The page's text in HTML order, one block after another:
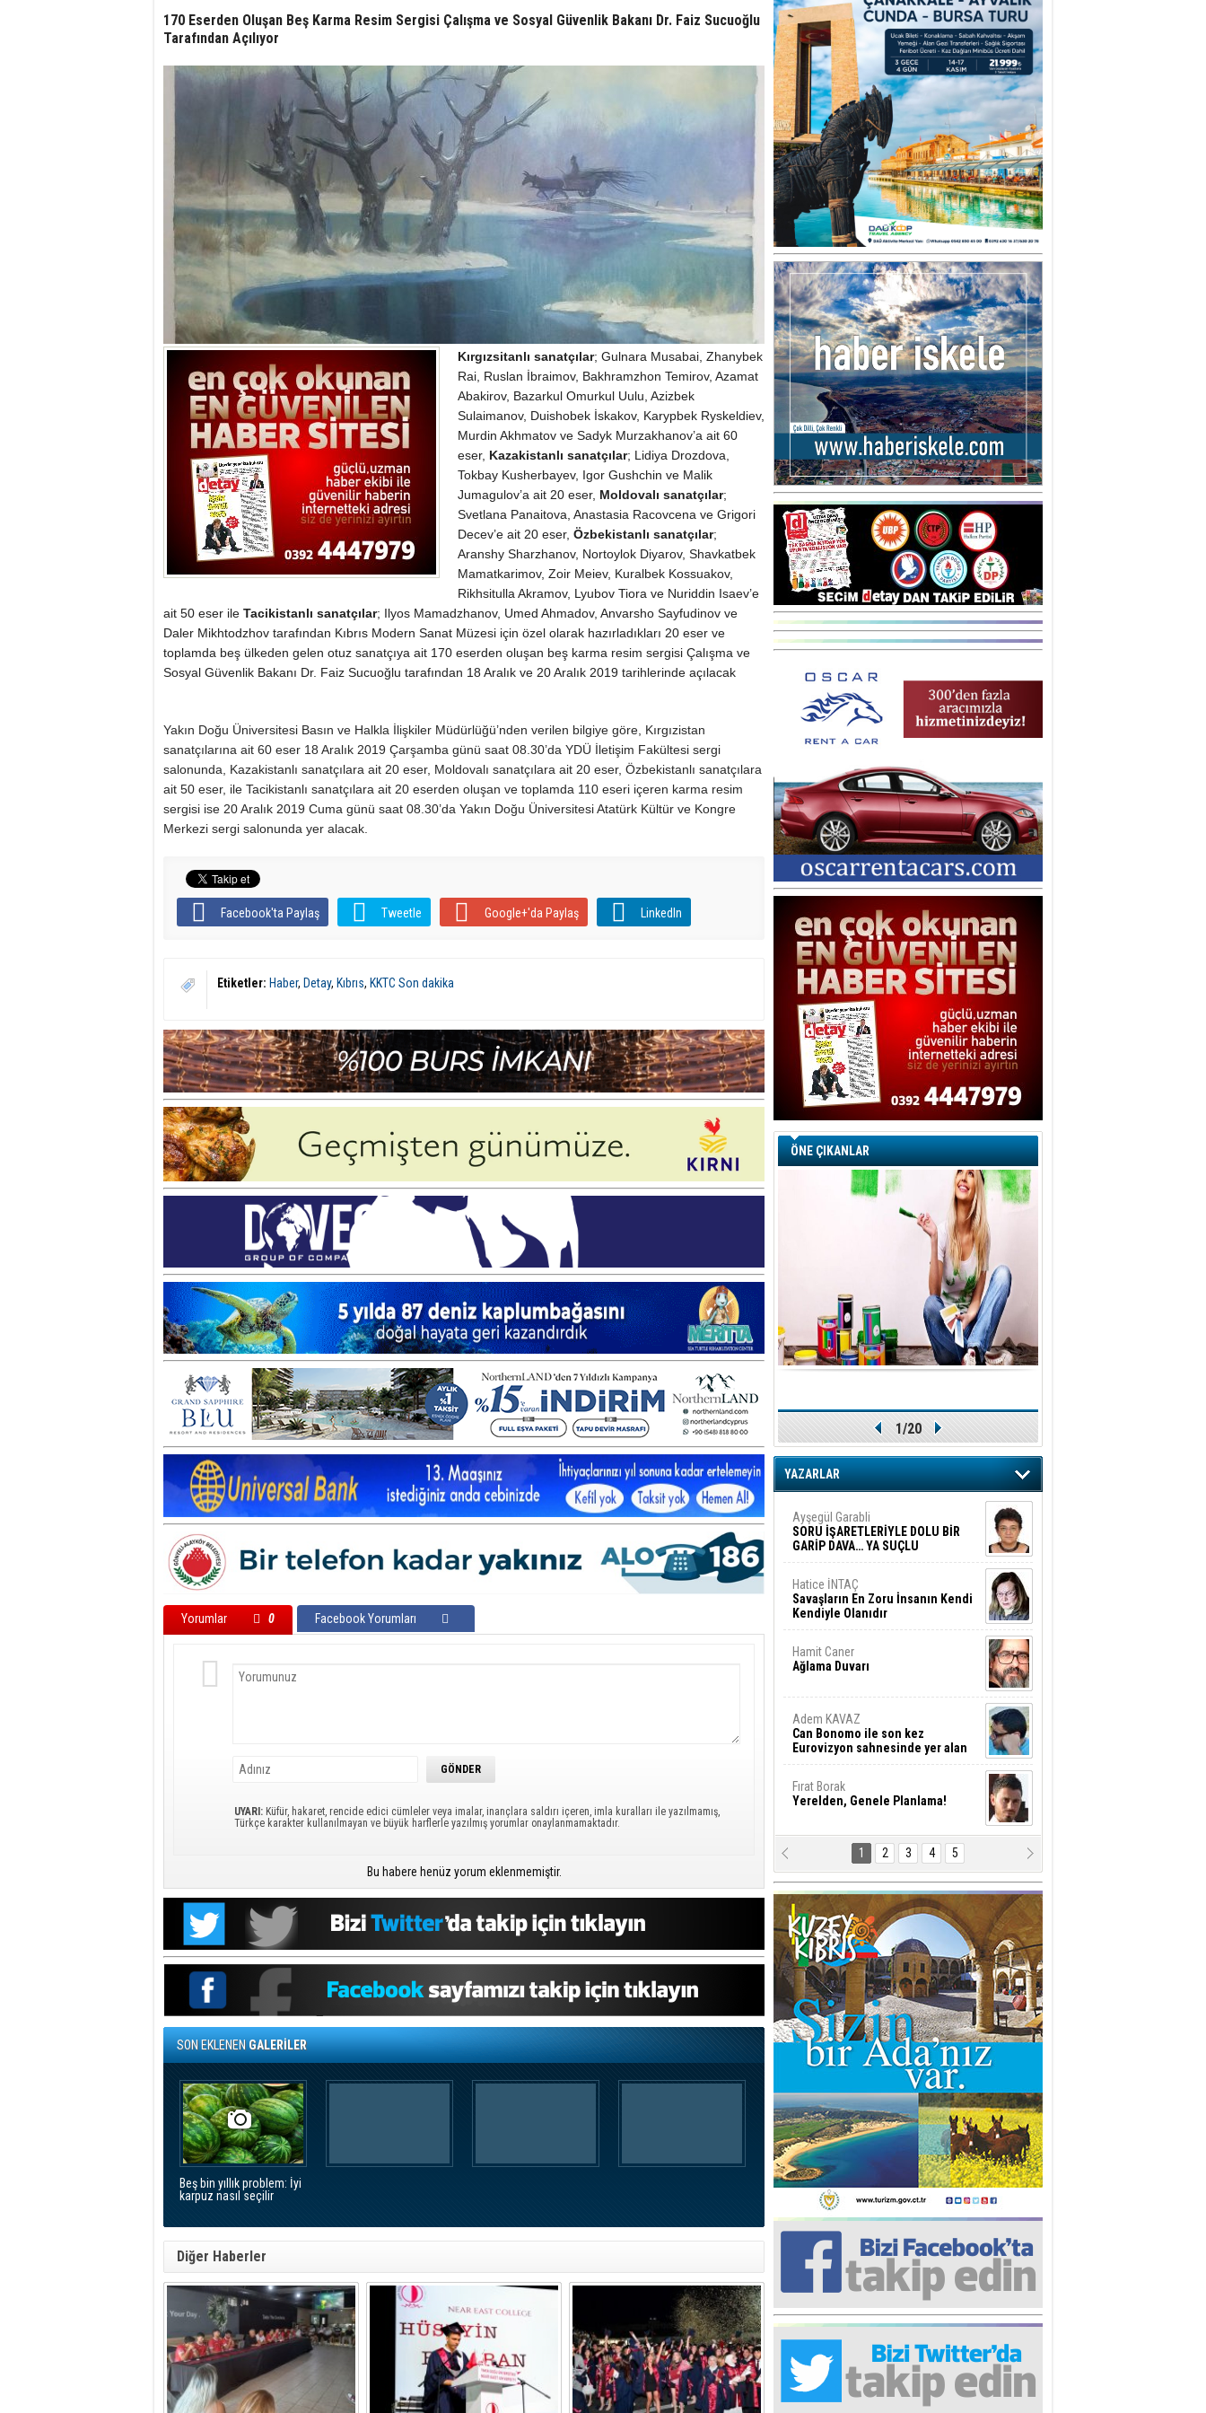
170 Eserden Oluşan Beş Karma Resim Sergisi Çalışma ve Sosyal Güvenlik Bakanı Dr. Faiz Sucuoğlu
Tarafından Açılıyor
Kırgızsitanlı sanatçılar; Gulnara Musabai, Zhanybek
Rai, Ruslan İbraimov, Bakhramzhon Temirov, Azamat
Abakirov, Bazarkul Omurkul Uulu, Azizbek
Sulaimanov, Duishobek İskakov, Karypbek Ryskeldiev,
Murdin Akhmatov ve Sadyk Murzakhanov’a ait 60
eser, Kazakistanlı sanatçılar; Lidiya Drozdova,
Tokbay Kusherbayev, Igor Gushchin ve Malik
Jumagulov’a ait 20 eser, Moldovalı sanatçılar;
Svetlana Panaitova, Anastasia Racovcena ve Grigori
Decev’e ait 20 eser, Özbekistanlı sanatçılar;
Aranshy Sharzhanov, Nortoylok Diyarov, Shavkatbek
Mamatkarimov, Zoir Meiev, Kuralbek Kossuakov,
Rikhsitulla Akramov, Lyubov Tiora ve Nuriddin Isaev’e
ait 50 eser ile Tacikistanlı sanatçılar; Ilyos Mamadzhanov, Umed Ahmadov, Anvarsho Sayfudinov ve
Daler Mikhtodzhov tarafından Kıbrıs Modern Sanat Müzesi için özel olarak hazırladıkları 20 eser ve
toplamda beş ülkeden gelen otuz sanatçıya ait 170 eserden oluşan beş karma resim sergisi Çalışma ve
Sosyal Güvenlik Bakanı Dr. Faiz Sucuoğlu tarafından 18 Aralık ve 20 Aralık 2019 tarihlerinde açılacak
Yakın Doğu Üniversitesi Basın ve Halkla İlişkiler Müdürlüğü’nden verilen bilgiye göre, Kırgızistan
sanatçılarına ait 60 eser 18 Aralık 2019 Çarşamba günü saat 08.30’da YDÜ İletişim Fakültesi sergi
salonunda, Kazakistanlı sanatçılara ait 20 eser, Moldovalı sanatçılara ait 20 eser, Özbekistanlı sanatçılara
ait 50 eser, ile Tacikistanlı sanatçılara ait 20 eserden oluşan ve toplamda 110 eseri içeren karma resim
sergisi ise 20 Aralık 2019 Cuma günü saat 08.30’da Yakın Doğu Üniversitesi Atatürk Kültür ve Kongre
Merkezi sergi salonunda yer alacak.
Facebook'ta Paylaş Tweetle Google+'da Paylaş LinkedIn
Etiketler: Haber, Detay, Kıbrıs, KKTC Son dakika
Yorumlar 0 Facebook Yorumları
UYARI: Küfür, hakaret, rencide edici cümleler veya imalar, inançlara saldırı içeren, imla kuralları ile yazılmamış,
Türkçe karakter kullanılmayan ve büyük harflerle yazılmış yorumlar onaylanmamaktadır.
Bu habere henüz yorum eklenmemiştir.
SON EKLENENGALERİLER
Beş bin yıllık problem: İyi
karpuz nasıl seçilir
Diğer Haberler
ÖNE ÇIKANLAR
1/20
YAZARLAR
Ayşegül Garabli
SORU İŞARETLERİYLE DOLU BİR
GARİP DAVA… YA SUÇLU
DEĞİLSE???
Hatice İNTAÇ
Savaşların En Zoru İnsanın Kendi
Kendiyle Olanıdır
Hamit Caner
Ağlama Duvarı
Adem KAVAZ
Can Bonomo ile son kez
Eurovizyon sahnesinde yer alan
Türkiye 10 yıl aradan sonra
Fırat Borak
Yerelden, Genele Planlama!
Erkut YILMABAŞAR
Bayrak tartışmaları ve ihalesiz
işler!
Arif Alasya
2015 SONRASI VE AKINCI.
Fatma Baysal
SURLAR İÇİ’NDE KOLAYDIR ÖLMEK
Ediz TUNCEL
Göz göre göre…
Taner ULUTAŞ
İnşallah St. Lois ile Hakkaido
Adası gibi olmayız !...
Ali KİŞMİR
FIRSAT VE KORKU
Turgut ÇALICI
İki Lakırdı da benden!
Yrd. Doç. Ercan HOŞKARA
Yatırım Yapmazsan Var Olamazsın:
Hedefteki Kurum Kıb-Tek
Rana Sarro
Başıma gelen skandal olayı
1 2 3 4 5